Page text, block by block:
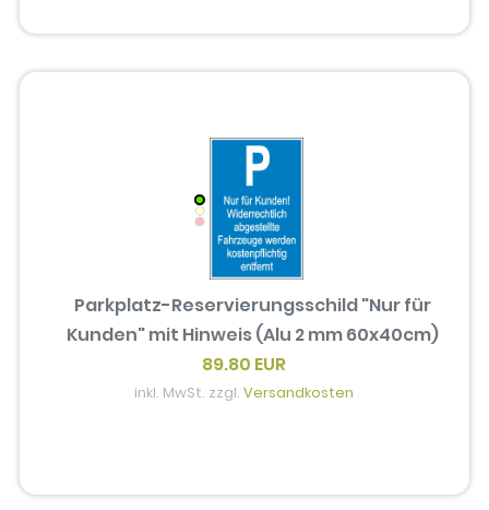
Parkplatz-Reservierungsschild "Nur für
Kunden" mit Hinweis (Alu 2 mm 60x40cm)
89.80 EUR
inkl. MwSt. zzgl.Versandkosten